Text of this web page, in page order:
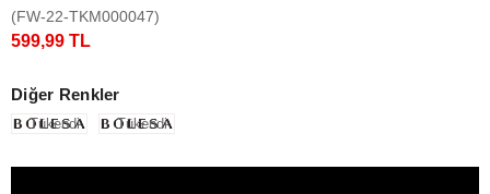
(FW-22-TKM000047)
599,99 TL
Diğer Renkler
Tükendi Tükendi